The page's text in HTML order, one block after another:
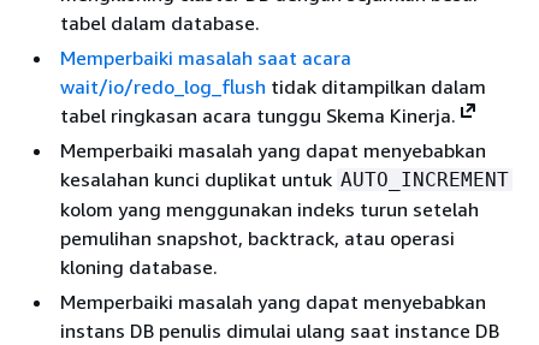
tabel dalam database.
Memperbaiki masalah saat acara
wait/io/redo_log_flush tidak ditampilkan dalam
tabel ringkasan acara tunggu Skema Kinerja.
Memperbaiki masalah yang dapat menyebabkan
kesalahan kunci duplikat untuk AUTO_INCREMENT
kolom yang menggunakan indeks turun setelah
pemulihan snapshot, backtrack, atau operasi
kloning database.
Memperbaiki masalah yang dapat menyebabkan
instans DB penulis dimulai ulang saat instance DB